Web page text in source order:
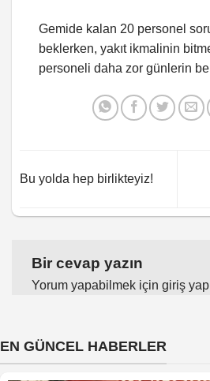
Gemide kalan 20 personel
beklerken, yakıt ikmalinin
personeli daha zor günlerin
Bu yolda hep birlikteyiz!
Bir cevap yazın
Yorum yapabilmek için giriş
EN GÜNCEL HABERLER